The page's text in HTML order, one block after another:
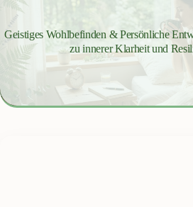
Geistiges Wohlbefinden & Persönliche
zu innerer Klarheit und